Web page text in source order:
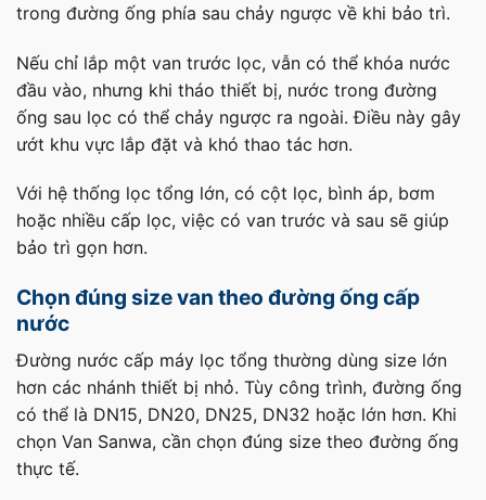
trong đường ống phía sau chảy ngược về khi bảo trì.
Nếu chỉ lắp một van trước lọc, vẫn có thể khóa nước
đầu vào, nhưng khi tháo thiết bị, nước trong đường
ống sau lọc có thể chảy ngược ra ngoài. Điều này gây
ướt khu vực lắp đặt và khó thao tác hơn.
Với hệ thống lọc tổng lớn, có cột lọc, bình áp, bơm
hoặc nhiều cấp lọc, việc có van trước và sau sẽ giúp
bảo trì gọn hơn.
Chọn đúng size van theo đường ống cấp
nước
Đường nước cấp máy lọc tổng thường dùng size lớn
hơn các nhánh thiết bị nhỏ. Tùy công trình, đường ống
có thể là DN15, DN20, DN25, DN32 hoặc lớn hơn. Khi
chọn Van Sanwa, cần chọn đúng size theo đường ống
thực tế.